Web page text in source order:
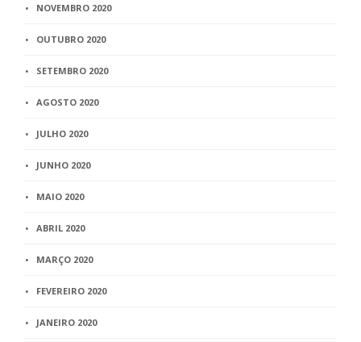
NOVEMBRO 2020
OUTUBRO 2020
SETEMBRO 2020
AGOSTO 2020
JULHO 2020
JUNHO 2020
MAIO 2020
ABRIL 2020
MARÇO 2020
FEVEREIRO 2020
JANEIRO 2020